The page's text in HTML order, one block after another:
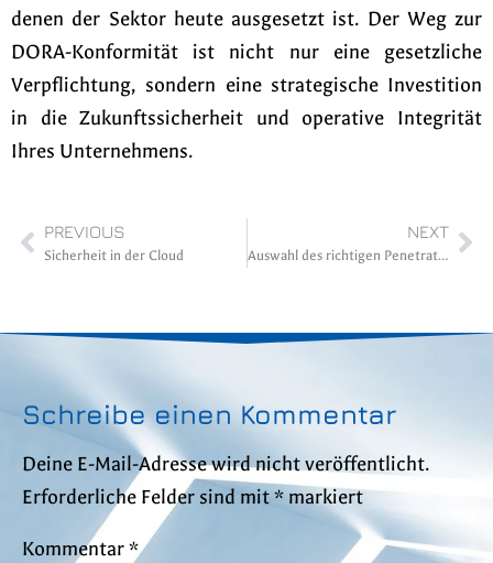
denen der Sektor heute ausgesetzt ist. Der Weg zur
DORA-Konformität ist nicht nur eine gesetzliche
Verpflichtung, sondern eine strategische Investition
in die Zukunftssicherheit und operative Integrität
Ihres Unternehmens.
PREVIOUS
Sicherheit in der Cloud
NEXT
Auswahl des richtigen Penetrationstest-Ansatzes
Schreibe einen Kommentar
Deine E-Mail-Adresse wird nicht veröffentlicht.
Erforderliche Felder sind mit* markiert
Kommentar*